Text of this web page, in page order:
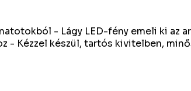
- Lágy LED-fény emeli ki az
- Kézzel készül, tartós kivitelben,